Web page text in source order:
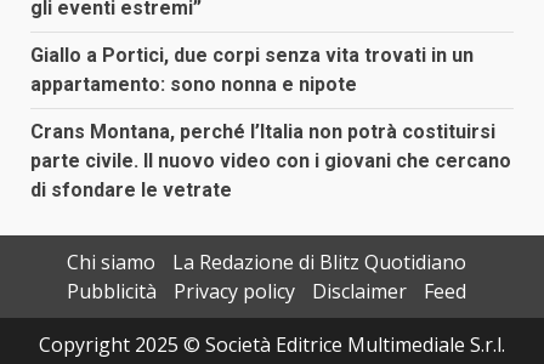
gli eventi estremi”
Giallo a Portici, due corpi senza vita trovati in un
appartamento: sono nonna e nipote
Crans Montana, perché l’Italia non potrà costituirsi
parte civile. Il nuovo video con i giovani che cercano
di sfondare le vetrate
Chi siamo
La Redazione di Blitz Quotidiano
Pubblicità
Privacy policy Disclaimer
Feed
Copyright 2025 © Società Editrice Multimediale S.r.l.